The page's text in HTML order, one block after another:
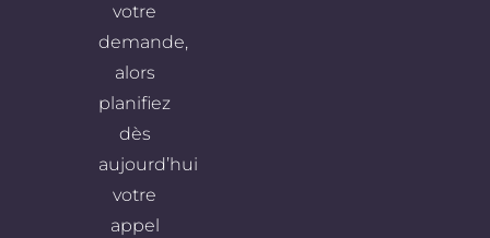
votre
demande,
alors
planifiez
dès
aujourd’hui
votre
appel